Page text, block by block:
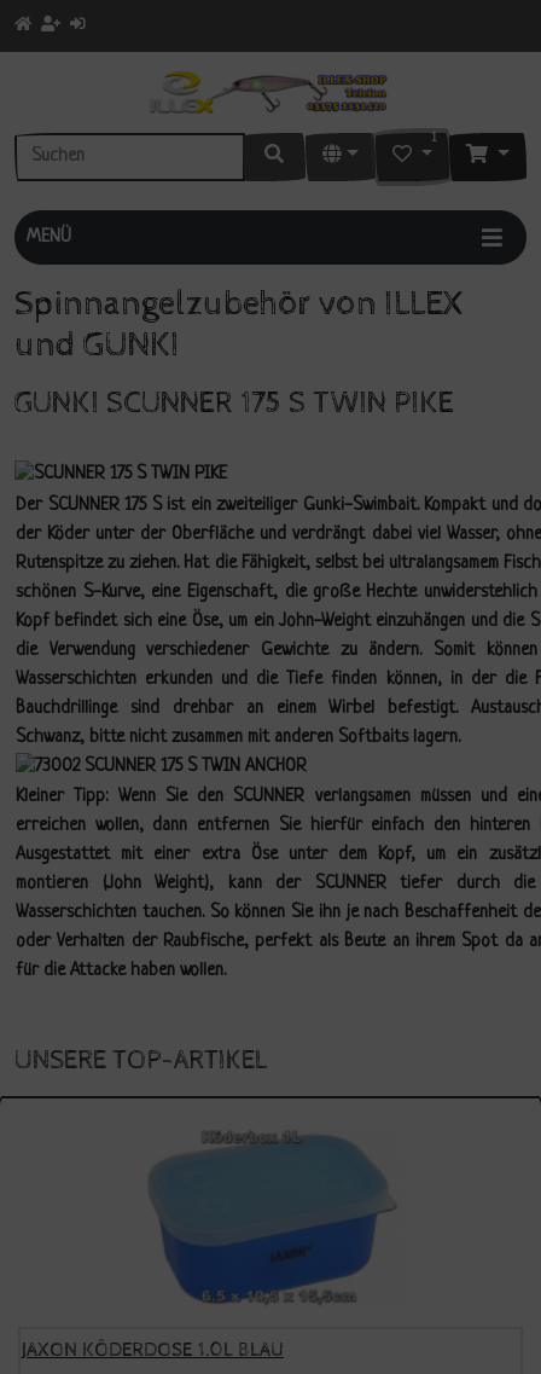
1
MENÜ
Spinnangelzubehör von ILLEX
und GUNKI
GUNKI SCUNNER 175 S TWIN PIKE
Der SCUNNER 175 S ist ein zweiteiliger Gunki-Swimbait. Kompakt und
der Köder unter der Oberfläche und verdrängt dabei viel Wasser,
Rutenspitze zu ziehen. Hat die Fähigkeit, selbst bei ultralangsamem
schönen S-Kurve, eine Eigenschaft, die große Hechte
Kopf befindet sich eine Öse, um ein John-Weight einzuhängen und die
die Verwendung verschiedener Gewichte zu ändern. Somit
Wasserschichten erkunden und die Tiefe finden können, in der die
Bauchdrillinge sind drehbar an einem Wirbel befestigt.
Schwanz, bitte nicht zusammen mit anderen Softbaits lagern.
Kleiner Tipp: Wenn Sie den SCUNNER verlangsamen müssen und
erreichen wollen, dann entfernen Sie hierfür einfach den hinteren
Ausgestattet mit einer extra Öse unter dem Kopf, um ein
montieren (John Weight), kann der SCUNNER tiefer durch die
Wasserschichten tauchen. So können Sie ihn je nach Beschaffenheit
oder Verhalten der Raubfische, perfekt als Beute an ihrem Spot da
für die Attacke haben wollen.
UNSERE TOP-ARTIKEL
JAXON KÖDERDOSE 1.0L BLAU